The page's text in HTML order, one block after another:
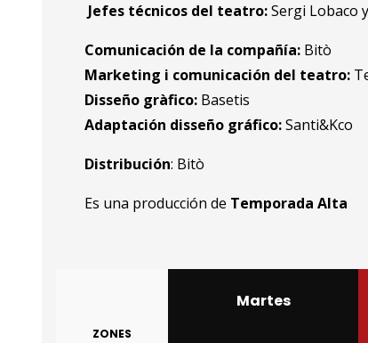
Jefes técnicos del teatro:Sergi Lobaco
Comunicación de la compañía: Bitò
Marketing i comunicación del teatro:
Disseño gràfico: Basetis
Adaptación disseño gráfico:Santi&Kco
Distribución: Bitò
Es una producción de Temporada Alta
ZONES
Martes